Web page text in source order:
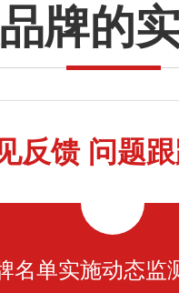
牌的
反馈 问题
名单实施动态监